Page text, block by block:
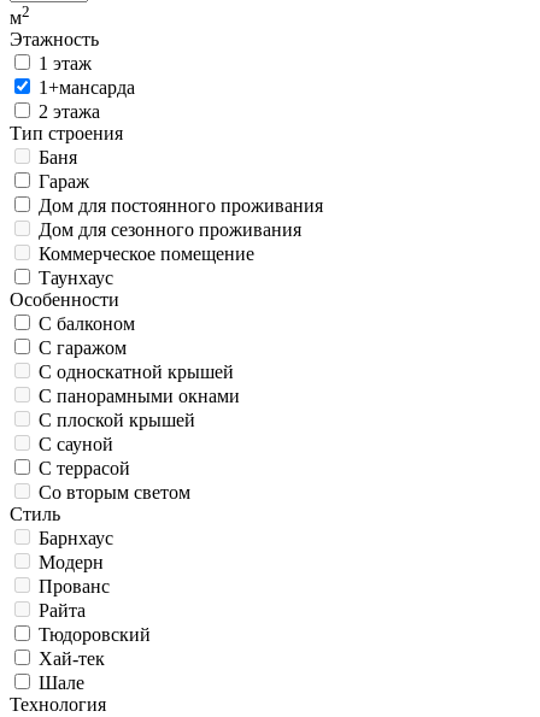
м2
Этажность
1 этаж
1+мансарда
2 этажа
Тип строения
Баня
Гараж
Дом для постоянного проживания
Дом для сезонного проживания
Коммерческое помещение
Таунхаус
Особенности
С балконом
С гаражом
С односкатной крышей
С панорамными окнами
С плоской крышей
С сауной
С террасой
Со вторым светом
Стиль
Барнхаус
Модерн
Прованс
Райта
Тюдоровский
Хай-тек
Шале
Технология